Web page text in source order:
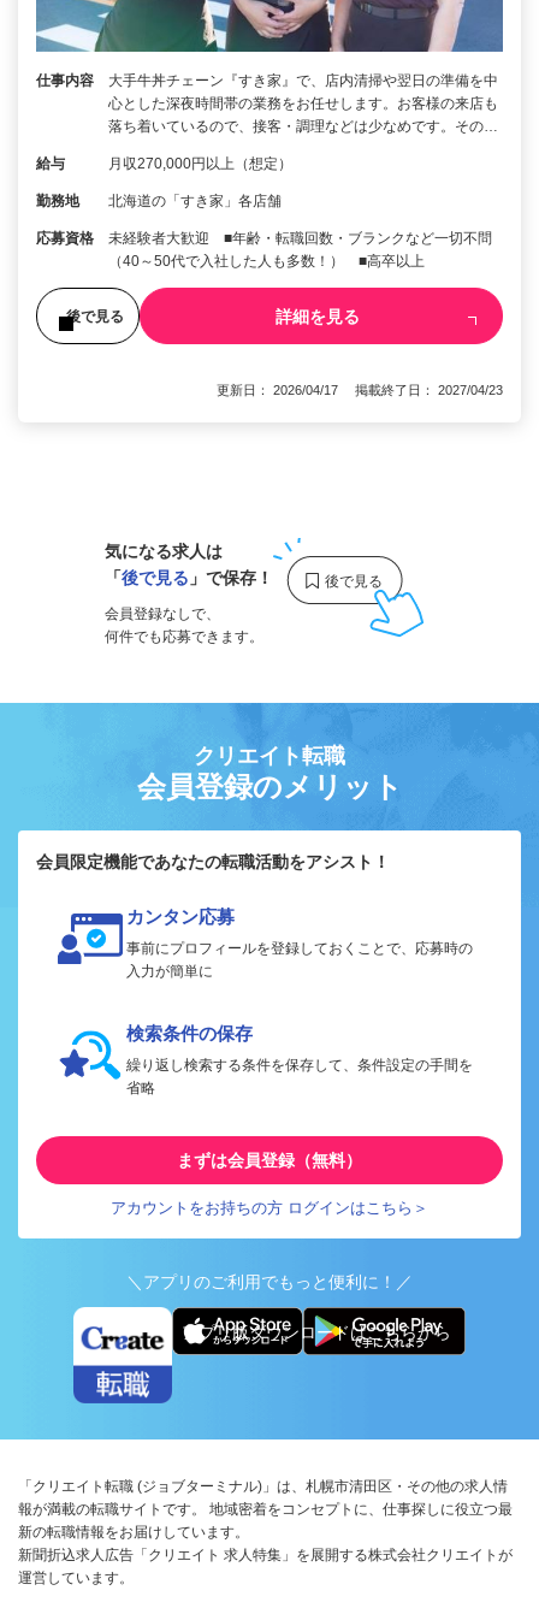
仕事内容
大手牛丼チェーン『すき家』で、店内清掃や翌日の準備を中
心とした深夜時間帯の業務をお任せします。お客様の来店も
落ち着いているので、接客・調理などは少なめです。その…
給与 月収270,000円以上（想定）
勤務地 北海道の「すき家」各店舗
応募資格
未経験者大歓迎 ■年齢・転職回数・ブランクなど一切不問
（40～50代で入社した人も多数！） ■高卒以上
後で見る 詳細を見る
更新日： 2026/04/17 掲載終了日： 2027/04/23
気になる求人は
「後で見る 」で保存！
会員登録なしで、
何件でも応募できます。
クリエイト転職
会員登録のメリット
会員限定機能であなたの転職活動をアシスト！
カンタン応募
事前にプロフィールを登録しておくことで、応募時の
入力が簡単に
検索条件の保存
繰り返し検索する条件を保存して、条件設定の手間を
省略
まずは会員登録（無料）
アカウントをお持ちの方 ログインはこちら＞
＼アプリのご利用でもっと便利に！／
アプリ版ダウンロードはこちらから
「クリエイト転職 (ジョブターミナル)」は、札幌市清田区・その他の求人情
報が満載の転職サイトです。 地域密着をコンセプトに、仕事探しに役立つ最
新の転職情報をお届けしています。
新聞折込求人広告「クリエイト 求人特集」を展開する株式会社クリエイトが
運営しています。